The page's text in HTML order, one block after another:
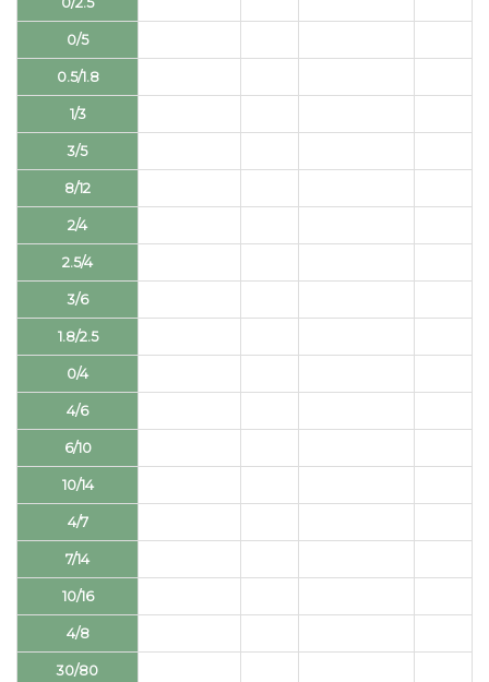
0/5
0.5/1.8
1/3
3/5
8/12
2/4
2.5/4
3/6
1.8/2.5
0/4
4/6
6/10
10/14
4/7
7/14
10/16
4/8
30/80